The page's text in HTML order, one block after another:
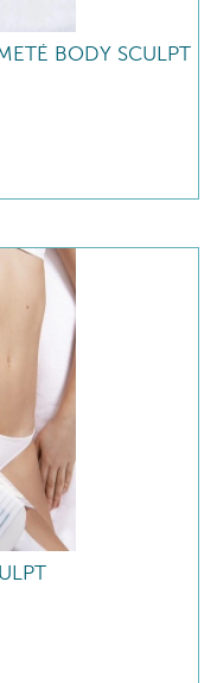
BODY SCULPT